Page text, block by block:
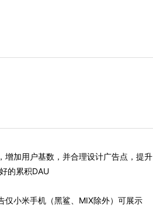
增加用户基数，并合理设计广告点，提升
的累积DAU
仅小米手机（黑鲨、MIX除外）可展示